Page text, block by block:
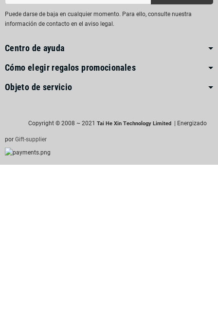
Puede darse de baja en cualquier momento. Para ello, consulte nuestra
información de contacto en el aviso legal.
Centro de ayuda
Cómo elegir regalos promocionales
Objeto de servicio
Copyright © 2008 ~ 2021 Tai He Xin Technology Limited | Energizado
por Gift-supplier